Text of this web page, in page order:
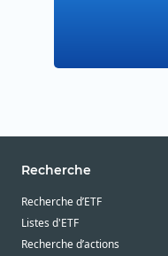
Recherche
Recherche d’ETF
Listes d'ETF
Recherche d’actions